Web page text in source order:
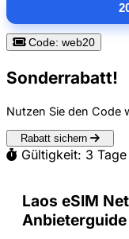
Code: web20
Sonderrabatt!
Nutzen Sie den Code
Rabatt sichern
Gültigkeit: 3 Tage
Laos eSIM